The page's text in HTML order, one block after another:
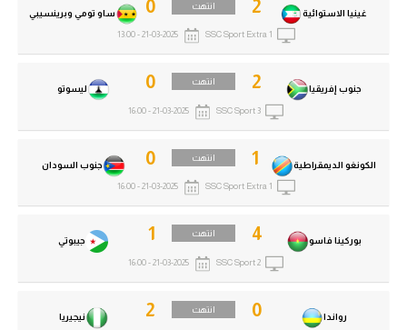
رواندا 0 انتهت
نيجيريا 2
بوركينا فاسو 4 انتهت
جيبوتي 1
SSC Sport 2
21-03-2025 - 16:00
الكونغو الديمقراطية 1 انتهت
جنوب السودان 0
SSC Sport Extra 1
21-03-2025 - 16:00
جنوب إفريقيا 2 انتهت
ليسوتو 0
SSC Sport 3
21-03-2025 - 16:00
غينيا الاستوائية 2 انتهت
ساو تومي وبرينسيبي 0
SSC Sport Extra 1
21-03-2025 - 13:00